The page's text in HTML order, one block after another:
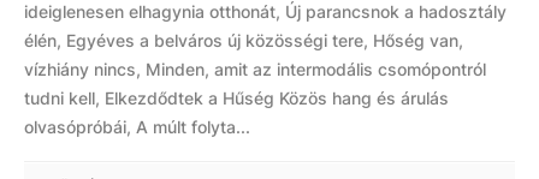
ideiglenesen elhagynia otthonát, Új parancsnok a hadosztály
élén, Egyéves a belváros új közösségi tere, Hőség van,
vízhiány nincs, Minden, amit az intermodális csomópontról
tudni kell, Elkezdődtek a Hűség Közös hang és árulás
olvasópróbái, A múlt folyta...